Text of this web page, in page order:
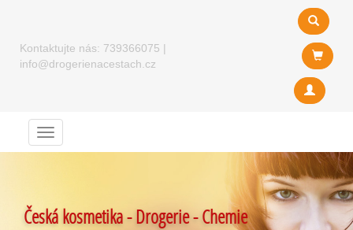
Kontaktujte nás: 739366075 |
info@drogerienacestach.cz
Menu
Česká kosmetika - Drogerie - Chemie